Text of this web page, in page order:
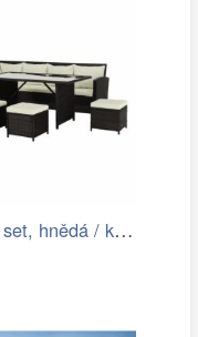
Zahradní set, hnědá / krémová, STARK…